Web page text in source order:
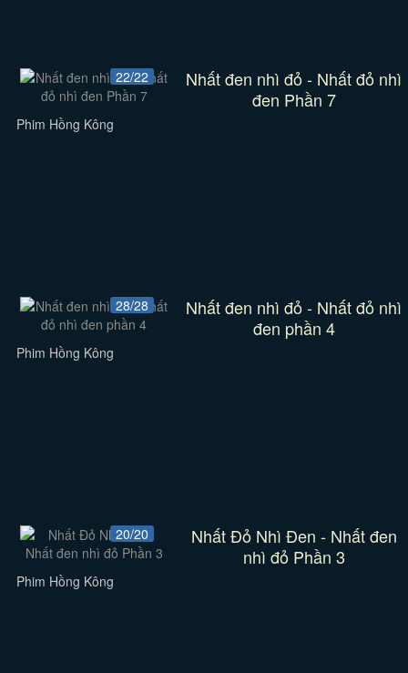
22/22
Nhất đen nhì đỏ - Nhất đỏ nhì
đen Phần 7
Phim Hồng Kông
28/28
Nhất đen nhì đỏ - Nhất đỏ nhì
đen phần 4
Phim Hồng Kông
20/20
Nhất Đỏ Nhì Đen - Nhất đen
nhì đỏ Phần 3
Phim Hồng Kông